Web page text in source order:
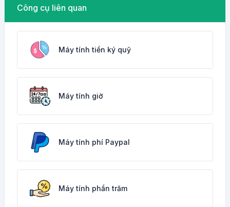
Công cụ liên quan
Máy tính tiền ký quỹ
Máy tính giờ
Máy tính phí Paypal
Máy tính phần trăm